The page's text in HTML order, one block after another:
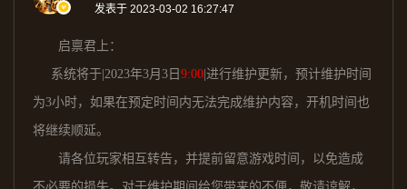
发表于 2023-03-02 16:27:47
启禀君上：
系统将于|2023年3月 3 日 9:00|进行维护更新，预计维护时间
为3小时，如果在预定时间内无法完成维护内容，开机时间也
将继续顺延。
请各位玩家相互转告，并提前留意游戏时间，以免造成